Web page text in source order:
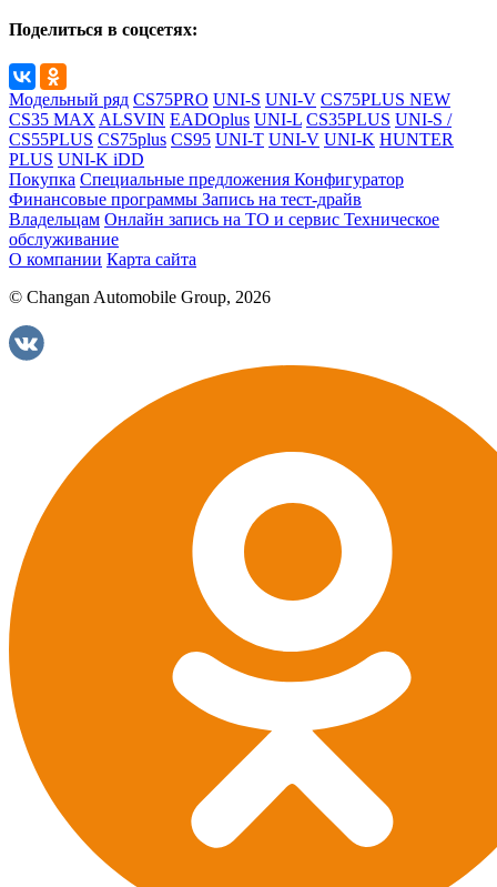
Поделиться в соцсетях:
Модельный ряд CS75PRO UNI-S UNI-V CS75PLUS NEW
CS35 MAX ALSVIN EADOplus UNI-L CS35PLUS UNI-S /
CS55PLUS CS75plus CS95 UNI-T UNI-V UNI-K HUNTER
PLUS UNI-K iDD
Покупка Специальные предложения Конфигуратор
Финансовые программы Запись на тест-драйв
Владельцам Онлайн запись на ТО и сервис Техническое
обслуживание
О компании Карта сайта
© Changan Automobile Group, 2026